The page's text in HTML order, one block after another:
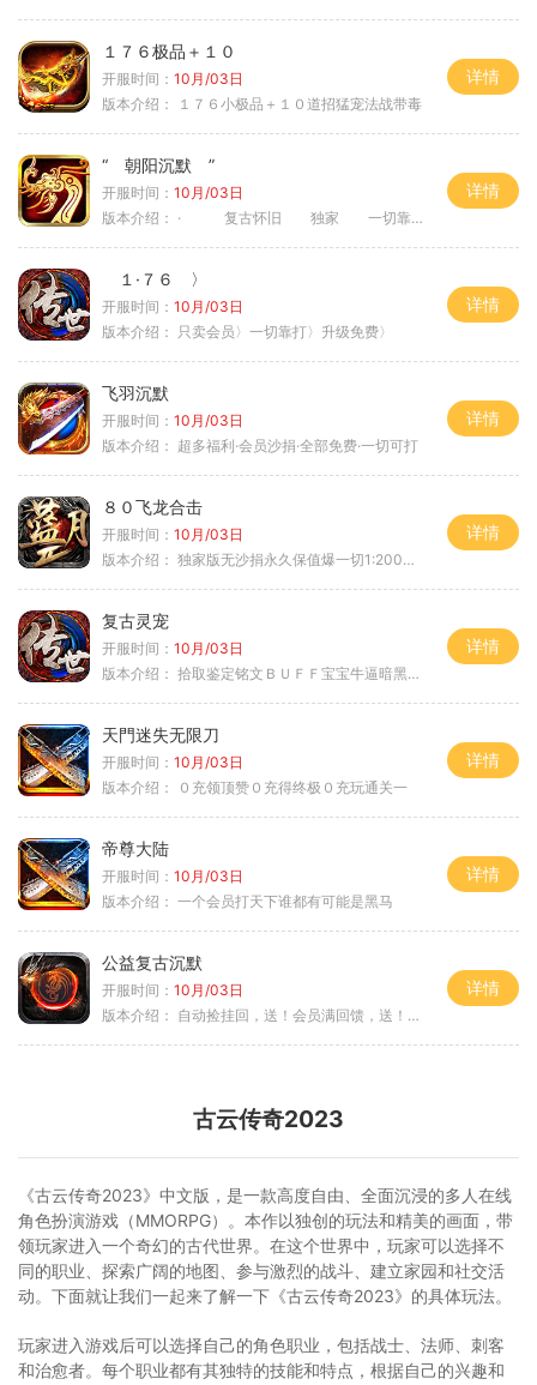
１７６极品＋１０
开服时间： 10月/03日
版本介绍：
１７６小极品＋１０道招猛宠法战带毒
详情
“ 朝阳沉默 ”
开服时间： 10月/03日
版本介绍： · 复古怀旧 独家 一切靠打
详情
１·７６ 〉
开服时间： 10月/03日
版本介绍： 只卖会员〉一切靠打〉升级免费〉
详情
飞羽沉默
开服时间： 10月/03日
版本介绍： 超多福利·会员沙捐·全部免费·一切可打
详情
８０飞龙合击
开服时间： 10月/03日
版本介绍： 独家版无沙捐永久保值爆一切1:2000回2
详情
复古灵宠
开服时间： 10月/03日
版本介绍： 拾取鉴定铭文ＢＵＦＦ宝宝牛逼暗黑属性
详情
天門迷失无限刀
开服时间： 10月/03日
版本介绍：
０充领顶赞０充得终极０充玩通关一
详情
帝尊大陆
开服时间： 10月/03日
版本介绍： 一个会员打天下谁都有可能是黑马
详情
公益复古沉默
开服时间： 10月/03日
版本介绍： 自动捡挂回，送！会员满回馈，送！5天拿沙长
详情
古云传奇2023
《古云传奇2023》中文版，是一款高度自由、全面沉浸的多人在线
角色扮演游戏（MMORPG）。本作以独创的玩法和精美的画面，带
领玩家进入一个奇幻的古代世界。在这个世界中，玩家可以选择不
同的职业、探索广阔的地图、参与激烈的战斗、建立家园和社交活
动。下面就让我们一起来了解一下《古云传奇2023》的具体玩法。
玩家进入游戏后可以选择自己的角色职业，包括战士、法师、刺客
和治愈者。每个职业都有其独特的技能和特点，根据自己的兴趣和